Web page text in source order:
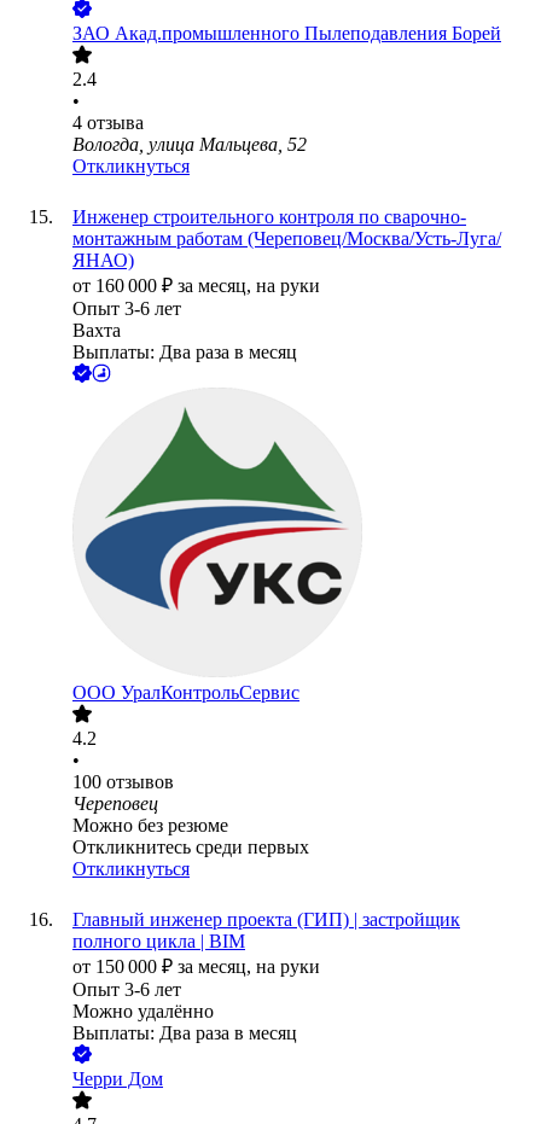
ЗАО Акад.промышленного Пылеподавления Борей
2.4
•
4 отзыва
Вологда, улица Мальцева, 52
Откликнуться
Инженер строительного контроля по сварочно-
монтажным работам (Череповец/Москва/Усть-Луга/
ЯНАО)
от 160 000 ₽ за месяц, на руки
Опыт 3-6 лет
Вахта
Выплаты: Два раза в месяц
ООО УралКонтрольСервис
4.2
•
100 отзывов
Череповец
Можно без резюме
Откликнитесь среди первых
Откликнуться
Главный инженер проекта (ГИП) | застройщик
полного цикла | BIM
от 150 000 ₽ за месяц, на руки
Опыт 3-6 лет
Можно удалённо
Выплаты: Два раза в месяц
Черри Дом